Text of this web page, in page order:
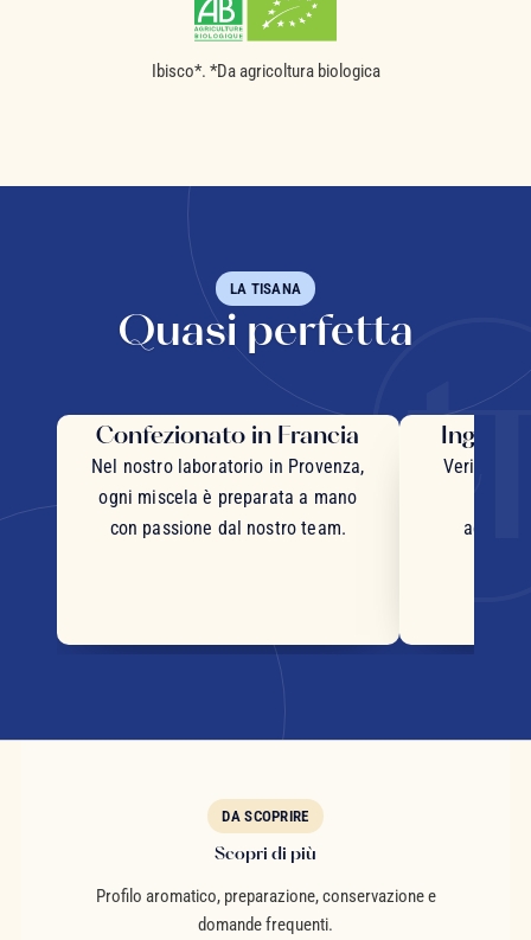
Ibisco*. *Da agricoltura biologica
LA TISANA
Quasi perfetta
Confezionato in Francia
Nel nostro laboratorio in Provenza,
ogni miscela è preparata a mano
con passione dal nostro team.
Veri pezzi
DA SCOPRIRE
Scopri di più
Profilo aromatico, preparazione, conservazione e
domande frequenti.